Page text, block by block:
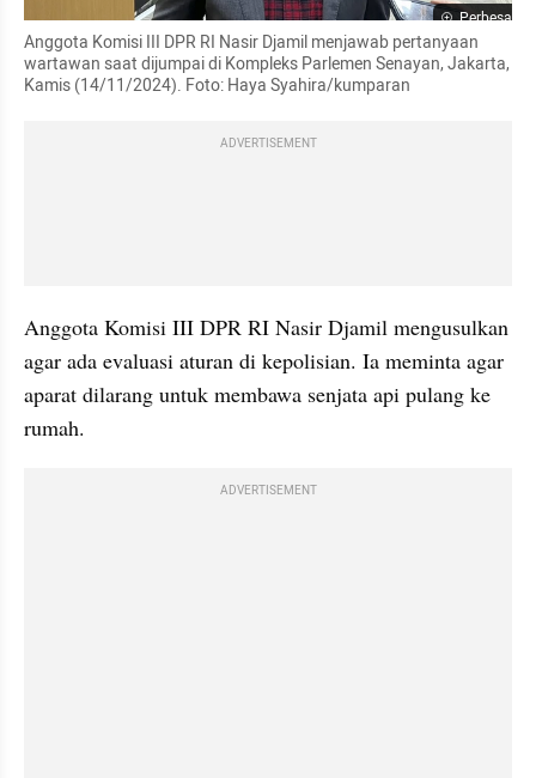
Perbesar
Anggota Komisi III DPR RI Nasir Djamil menjawab pertanyaan
wartawan saat dijumpai di Kompleks Parlemen Senayan, Jakarta,
Kamis (14/11/2024). Foto: Haya Syahira/kumparan
ADVERTISEMENT
Anggota Komisi III DPR RI Nasir Djamil mengusulkan
agar ada evaluasi aturan di kepolisian. Ia meminta agar
aparat dilarang untuk membawa senjata api pulang ke
rumah.
ADVERTISEMENT